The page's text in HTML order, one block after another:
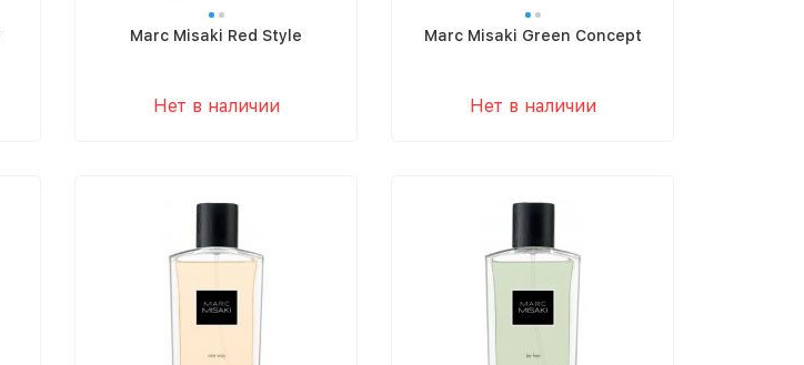
Marc Misaki Red Style
Нет в наличии
Marc Misaki Green Concept
Нет в наличии